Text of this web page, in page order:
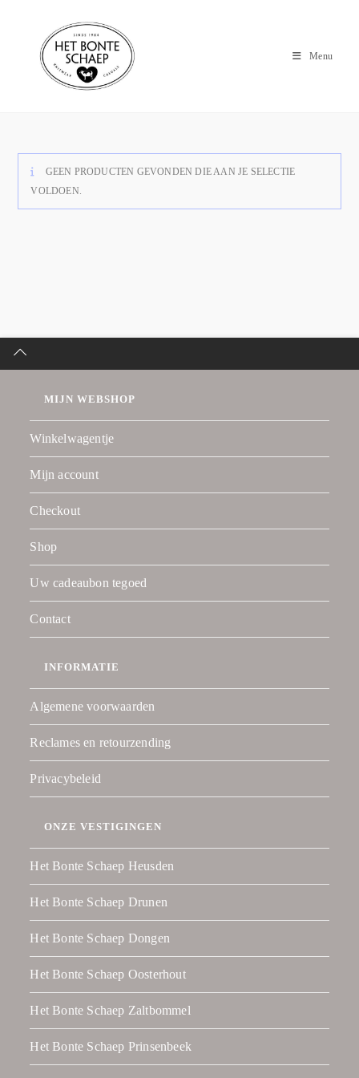
Menu
GEEN PRODUCTEN GEVONDEN DIE AAN JE SELECTIE
VOLDOEN.
MIJN WEBSHOP
Winkelwagentje
Mijn account
Checkout
Shop
Uw cadeaubon tegoed
Contact
INFORMATIE
Algemene voorwaarden
Reclames en retourzending
Privacybeleid
ONZE VESTIGINGEN
Het Bonte Schaep Heusden
Het Bonte Schaep Drunen
Het Bonte Schaep Dongen
Het Bonte Schaep Oosterhout
Het Bonte Schaep Zaltbommel
Het Bonte Schaep Prinsenbeek